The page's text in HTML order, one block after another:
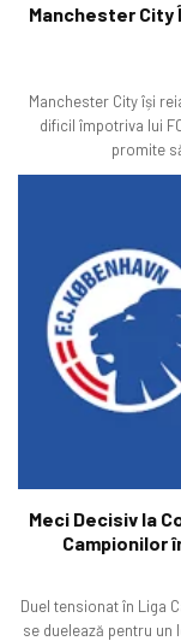
Manchester City
Manchester City își
dificil împotriva lui
promite
Meci Decisiv la
Campionilor
Duel tensionat în Liga
se duelează pentru